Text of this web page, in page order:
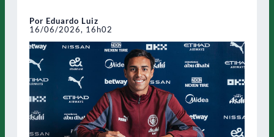
Por Eduardo Luiz
16/06/2026, 16h02